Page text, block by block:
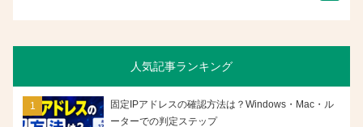
人気記事ランキング
固定IPアドレスの確認方法は？Windows・Mac・ル
ーターでの判定ステップ